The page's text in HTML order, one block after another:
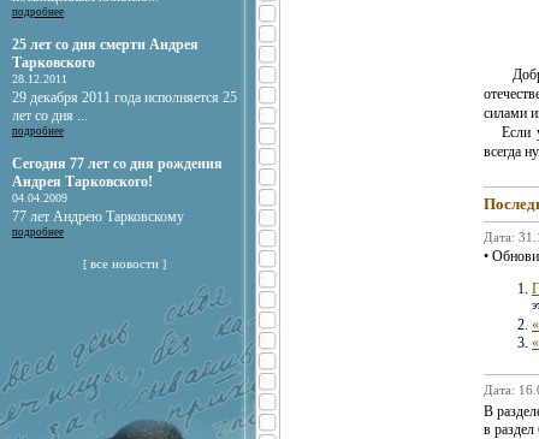
подробнее
25 лет со дня смерти Андрея
Тарковского
28.12.2011
29 декабря 2011 года исполняется 25
лет со дня ...
подробнее
Сегодня 77 лет со дня рождения
Андрея Тарковского!
04.04.2009
77 лет Андрею Тарковскому
подробнее
[ все новости ]
силами
Если у
всегда
Дата:
•
Дата:
В
в